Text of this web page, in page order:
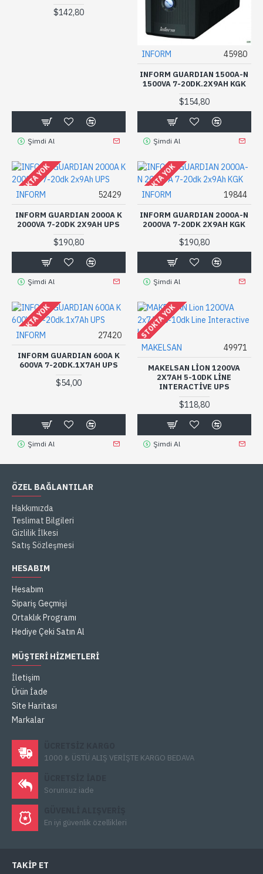
$142,80
Şimdi Al
INFORM 45980
INFORM GUARDIAN 1500A-N
1500VA 7-20DK.2X9AH KGK
$154,80
Şimdi Al
STOKTA YOK
INFORM 52429
INFORM GUARDIAN 2000A K
2000VA 7-20DK 2X9AH UPS
$190,80
Şimdi Al
STOKTA YOK
INFORM 19844
INFORM GUARDIAN 2000A-N
2000VA 7-20DK 2X9AH KGK
$190,80
Şimdi Al
STOKTA YOK
INFORM 27420
INFORM GUARDIAN 600A K
600VA 7-20DK.1X7AH UPS
$54,00
Şimdi Al
STOKTA YOK
MAKELSAN 49971
MAKELSAN LION 1200VA
2X7AH 5-10DK LINE
INTERACTIVE UPS
$118,80
Şimdi Al
ÖZEL BAĞLANTILAR
Hakkımızda
Teslimat Bilgileri
Gizlilik İlkesi
Satış Sözleşmesi
HESABIM
Hesabım
Sipariş Geçmişi
Ortaklık Programı
Hediye Çeki Satın Al
MÜŞTERI HIZMETLERI
İletişim
Ürün İade
Site Haritası
Markalar
1000 ₺ ÜSTÜ ALIŞ VERİŞTE KARGO BEDAVA
Sorunsuz iade
En iyi güvenlik özellikleri
TAKIP ET